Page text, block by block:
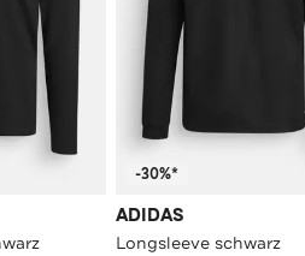
-30%*
ADIDAS
Longsleeve schwarz